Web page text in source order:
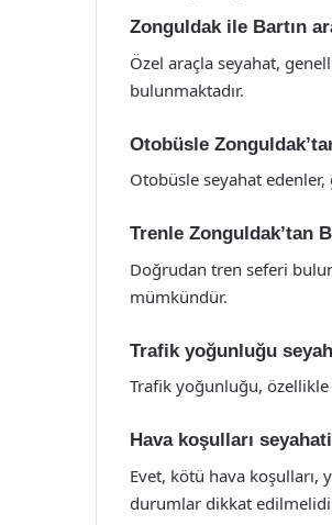
Zonguldak ile Bartın
Özel araçla seyahat,
bulunmaktadır.
Otobüsle
Otobüsle seyahat
Trenle Zonguldak’tan
Doğrudan tren seferi
mümkündür.
Trafik yoğunluğu
Trafik yoğunluğu,
Hava koşulları
Evet, kötü hava koşulları,
durumlar dikkat